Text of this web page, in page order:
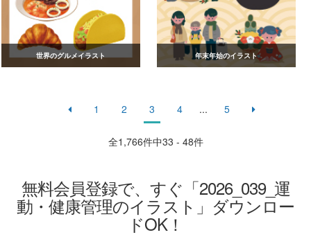
世界のグルメイラスト 年末年始のイラスト
1 2 3 4 ... 5
全1,766件中33 - 48件
無料会員登録で、すぐ「2026_039_運
動・健康管理のイラスト」ダウンロー
ドOK！